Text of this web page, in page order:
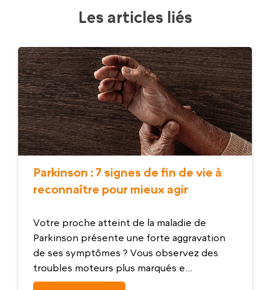
Les articles liés
Parkinson : 7 signes de fin de vie à
reconnaître pour mieux agir
Votre proche atteint de la maladie de
Parkinson présente une forte aggravation
de ses symptômes ? Vous observez des
troubles moteurs plus marqués e...